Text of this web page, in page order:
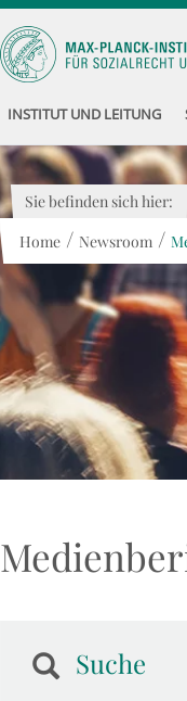
INSTITUT UND LEITUNG
Sie befinden sich hier:
Home / Newsroom /
Suche